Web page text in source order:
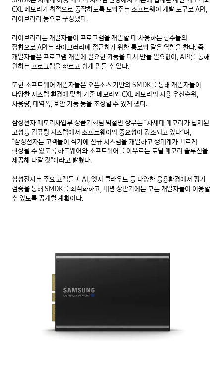
CXL 메모리가 최적으로 동작하도록 도와주는 소프트웨어 개발 도구로 API,
라이브러리 등으로 구성됐다.
라이브러리는 개발자들이 프로그램을 개발할 때 사용하는 함수들의
집합으로 API는 라이브러리에 접근하기 위한 통로와 같은 역할을 한다. 즉
개발자들은 프로그램 개발에 필요한 기능을 다시 만들 필요없이, API를 통해
원하는 프로그램을 빠르고 쉽게 만들 수 있다.
또한 소프트웨어 개발자들은 오픈소스 기반의 SMDK를 통해 개발자들이
다양한 시스템 환경에 맞춰 기존 메모리와 CXL 메모리의 사용 우선순위,
사용량, 대역폭, 보안 기능 등을 조정할 수 있게 했다.
삼성전자 메모리사업부 상품기획팀 박철민 상무는 “차세대 메모리가 탑재된
고성능 컴퓨팅 시스템에서 소프트웨어의 중요성이 강조되고 있다”며,
“삼성전자는 고객들이 적기에 신규 시스템을 개발하고 생태계가 빠르게
확장될 수 있도록 하드웨어와 소프트웨어를 아우르는 토탈 메모리 솔루션을
제공해 나갈 것”이라고 밝혔다.
삼성전자는 주요 고객들과 AI, 엣지 클라우드 등 다양한 응용환경에서 평가
검증을 통해 SMDK를 최적화하고, 내년 상반기에는 모든 개발자들이 이용할
수 있도록 공개할 계획이다.